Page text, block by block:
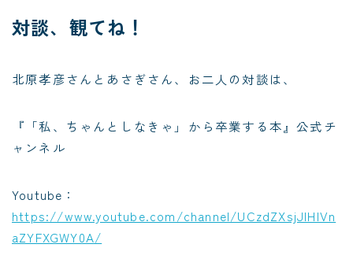
対談、観てね！
北原孝彦さんとあさぎさん、お二人の対談は、
『「私、ちゃんとしなきゃ」から卒業する本』公式チ
ャンネル
Youtube：
https://www.youtube.com/channel/UCzdZXsjJlHIVn
aZYFXGWY0A/